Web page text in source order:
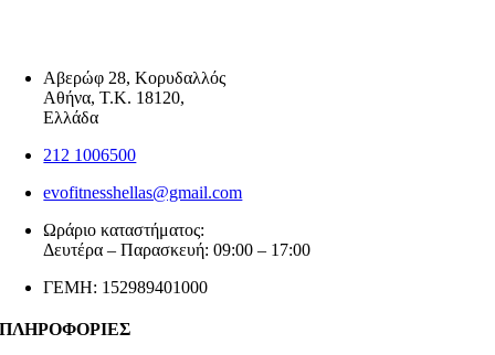
Αβερώφ 28, Κορυδαλλός
Αθήνα, Τ.Κ. 18120,
Ελλάδα
212 1006500
evofitnesshellas@gmail.com
Ωράριο καταστήματος:
Δευτέρα – Παρασκευή: 09:00 – 17:00
ΓΕΜΗ: 152989401000
ΠΛΗΡΟΦΟΡΙΕΣ